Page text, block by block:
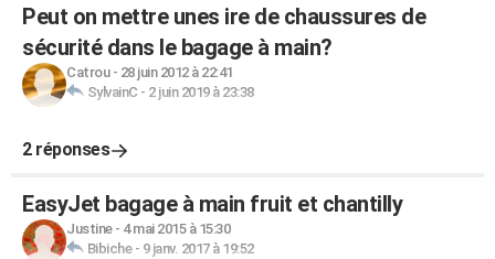
Peut on mettre unes ire de chaussures de
sécurité dans le bagage à main?
Catrou- 28 juin 2012 à 22:41
SylvainC - 2 juin 2019 à 23:38
2 réponses
EasyJet bagage à main fruit et chantilly
Justine- 4 mai 2015 à 15:30
Bibiche- 9 janv. 2017 à 19:52